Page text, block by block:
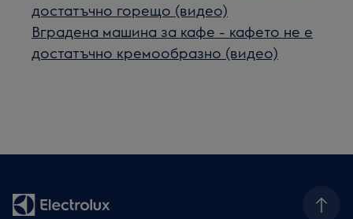
достатъчно горещо (видео)
Вградена машина за кафе - кафето не е
достатъчно кремообразно (видео)